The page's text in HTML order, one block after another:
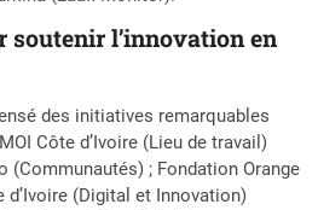
soutenir l’innovation en
des initiatives remarquables
Côte d’Ivoire (Lieu de travail)
(Communautés) ; Fondation Orange
d’Ivoire (Digital et Innovation)